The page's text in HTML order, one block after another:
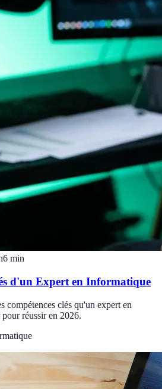
6 min
d'un Expert en Informatique
compétences clés qu'un expert en
réussir en 2026.